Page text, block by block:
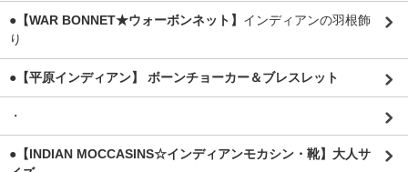
●【WAR BONNET★ウォーボンネット】 インディアンの羽根飾
り
●【平原インディアン】 ボーンチョーカー＆ブレスレット
・
●【INDIAN MOCCASINS☆インディアンモカシン・靴】大人サ